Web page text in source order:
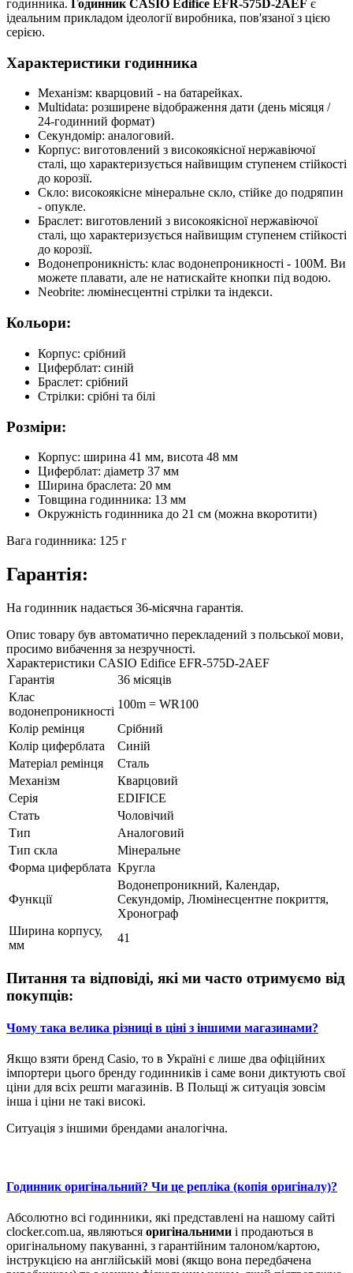
годинника. Годинник CASIO Edifice EFR-575D-2AEF є
ідеальним прикладом ідеології виробника, пов'язаної з цією
серією.
Характеристики годинника
Механізм: кварцовий - на батарейках.
Multidata: розширене відображення дати (день місяця /
24-годинний формат)
Секундомір: аналоговий.
Корпус: виготовлений з високоякісної нержавіючої
сталі, що характеризується найвищим ступенем стійкості
до корозії.
Скло: високоякісне мінеральне скло, стійке до подряпин
- опукле.
Браслет: виготовлений з високоякісної нержавіючої
сталі, що характеризується найвищим ступенем стійкості
до корозії.
Водонепроникність: клас водонепроникності - 100M. Ви
можете плавати, але не натискайте кнопки під водою.
Neobrite: люмінесцентні стрілки та індекси.
Кольори:
Корпус: срібний
Циферблат: синій
Браслет: срібний
Стрілки: срібні та білі
Розміри:
Корпус: ширина 41 мм, висота 48 мм
Циферблат: діаметр 37 мм
Ширина браслета: 20 мм
Товщина годинника: 13 мм
Окружність годинника до 21 см (можна вкоротити)
Вага годинника: 125 г
Гарантія:
На годинник надається 36-місячна гарантія.
Опис товару був автоматично перекладений з польської мови,
просимо вибачення за незручності.
Характеристики CASIO Edifice EFR-575D-2AEF
Гарантія
36 місяців
Клас
водонепроникності
100m = WR100
Колір ремінця
Срібний
Колір циферблата
Синій
Матеріал ремінця
Сталь
Механізм
Кварцовий
Серія
EDIFICE
Стать
Чоловічий
Тип
Аналоговий
Тип скла
Мінеральне
Форма циферблата Кругла
Функції
Водонепроникний, Календар,
Секундомір, Люмінесцентне покриття,
Хронограф
Ширина корпусу,
мм
41
Питання та відповіді, які ми часто отримуємо від
покупців:
Чому така велика різниці в ціні з іншими магазинами?
Якщо взяти бренд Casio, то в Україні є лише два офіційних
імпортери цього бренду годинників і саме вони диктують свої
ціни для всіх решти магазинів. В Польщі ж ситуація зовсім
інша і ціни не такі високі.
Ситуація з іншими брендами аналогічна.
Годинник оригінальний? Чи це репліка (копія оригіналу)?
Абсолютно всі годинники, які представлені на нашому сайті
clocker.com.ua, являються оригінальними і продаються в
оригінальному пакуванні, з гарантійним талоном/картою,
інструкцією на англійській мові (якщо вона передбачена